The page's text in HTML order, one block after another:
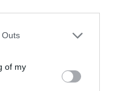
on the IAB’s list of
Outs
of my